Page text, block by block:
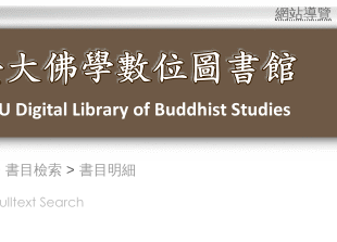
網站導覽
書目檢索 > 書目明細